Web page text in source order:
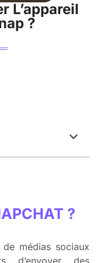
L’appareil
?
?
médias sociaux
d’envoyer des